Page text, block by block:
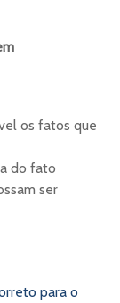
os fatos que
do fato
ser
para o